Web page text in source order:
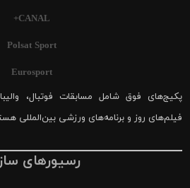
CANAL+
Polsat Sport
Eurosport
پکیج‌های فوق شامل مسابقات فوتبال،
فیلم‌های روز و برنامه‌های ورزشی بین‌المللی
رسیورهای